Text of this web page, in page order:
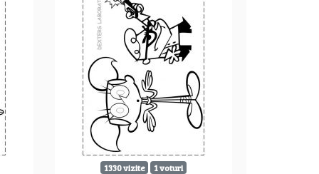
1330 vizite 1 voturi